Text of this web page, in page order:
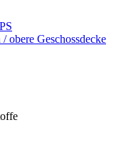
obere Geschossdecke